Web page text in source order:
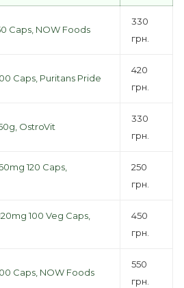
Caps, NOW Foods
330
грн.
Caps, Puritans Pride
420
грн.
OstroVit
330
грн.
120 Caps,
250
грн.
100 Veg Caps,
450
грн.
Caps, NOW Foods
550
грн.